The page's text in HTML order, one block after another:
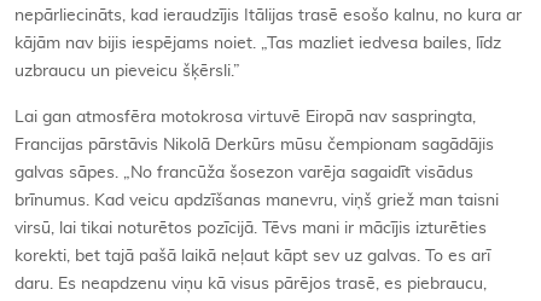
nepārliecināts, kad ieraudzījis Itālijas trasē esošo kalnu, no kura ar
kājām nav bijis iespējams noiet. „Tas mazliet iedvesa bailes, līdz
uzbraucu un pieveicu šķērsli.”
Lai gan atmosfēra motokrosa virtuvē Eiropā nav saspringta,
Francijas pārstāvis Nikolā Derkūrs mūsu čempionam sagādājis
galvas sāpes. „No francūža šosezon varēja sagaidīt visādus
brīnumus. Kad veicu apdzīšanas manevru, viņš griež man taisni
virsū, lai tikai noturētos pozīcijā. Tēvs mani ir mācījis izturēties
korekti, bet tajā pašā laikā neļaut kāpt sev uz galvas. To es arī
daru. Es neapdzenu viņu kā visus pārējos trasē, es piebraucu,